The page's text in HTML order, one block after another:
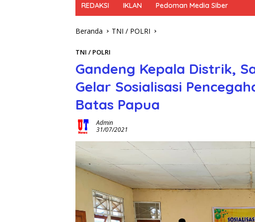
REDAKSI IKLAN Pedoman Media Siber
Beranda TNI / POLRI
TNI / POLRI
Gandeng Kepala Distrik,
Gelar Sosialisasi
Batas Papua
Admin
31/07/2021